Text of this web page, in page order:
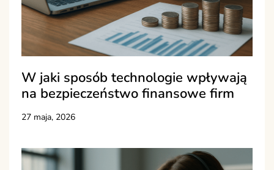
W jaki sposób technologie wpływają
na bezpieczeństwo finansowe firm
27 maja, 2026